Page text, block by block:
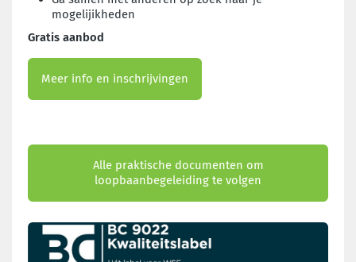
mogelijikheden
Gratis aanbod
Meer info en inschrijvingen
Alle praktische documenten om
loopbaanbegeleiding te volgen